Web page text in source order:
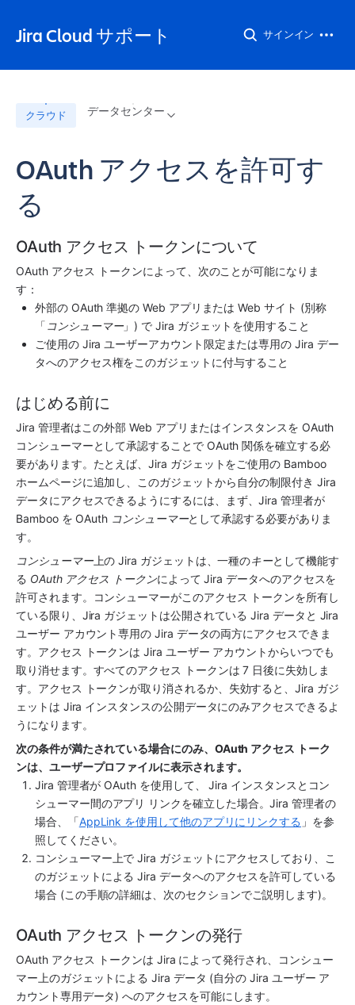
Jira Cloud サポート サインイン
クラウド データセンター
OAuth アクセスを許可す
る
OAuth アクセス トークンについて
OAuth アクセス トークンによって、次のことが可能になりま
す：
外部の OAuth 準拠の Web アプリまたは Web サイト (別称
「コンシューマー」) で Jira ガジェットを使用すること
ご使用の Jira ユーザーアカウント限定または専用の Jira デー
タへのアクセス権をこのガジェットに付与すること
はじめる前に
Jira 管理者はこの外部 Web アプリまたはインスタンスを OAuth
コンシューマーとして承認することで OAuth 関係を確立する必
要があります。たとえば、Jira ガジェットをご使用の Bamboo
ホームページに追加し、このガジェットから自分の制限付き Jira
データにアクセスできるようにするには、まず、Jira 管理者が
Bamboo を OAuth コンシューマーとして承認する必要がありま
す。
コンシューマー上の Jira ガジェットは、一種のキーとして機能す
る OAuth アクセス トークンによって Jira データへのアクセスを
許可されます。コンシューマーがこのアクセス トークンを所有し
ている限り、Jira ガジェットは公開されている Jira データと Jira
ユーザー アカウント専用の Jira データの両方にアクセスできま
す。アクセス トークンは Jira ユーザー アカウントからいつでも
取り消せます。すべてのアクセス トークンは 7 日後に失効しま
す。アクセス トークンが取り消されるか、失効すると、Jira ガジ
ェットは Jira インスタンスの公開データにのみアクセスできるよ
うになります。
次の条件が満たされている場合にのみ、OAuth アクセス トーク
ンは、ユーザープロファイルに表示されます。
Jira 管理者が OAuth を使用して、 Jira インスタンスとコン
シューマー間のアプリ リンクを確立した場合。Jira 管理者の
場合、「AppLink を使用して他のアプリにリンクする 」を参
照してください。
コンシューマー上で Jira ガジェットにアクセスしており、こ
のガジェットによる Jira データへのアクセスを許可している
場合 (この手順の詳細は、次のセクションでご説明します)。
OAuth アクセス トークンの発行
OAuth アクセス トークンは Jira によって発行され、コンシュー
マー上のガジェットによる Jira データ (自分の Jira ユーザー ア
カウント専用データ) へのアクセスを可能にします。